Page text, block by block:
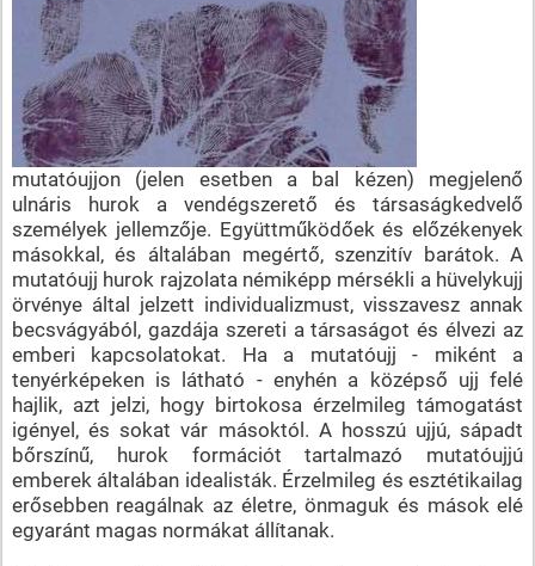
mutatóujjon (jelen esetben a bal kézen) megjelenő
ulnáris hurok a vendégszerető és társaságkedvelő
személyek jellemzője. Együttműködőek és előzékenyek
másokkal, és általában megértő, szenzitív barátok. A
mutatóujj hurok rajzolata némiképp mérsékli a hüvelykujj
örvénye által jelzett individualizmust, visszavesz annak
becsvágyából, gazdája szereti a társaságot és élvezi az
emberi kapcsolatokat. Ha a mutatóujj - miként a
tenyérképeken is látható - enyhén a középső ujj felé
hajlik, azt jelzi, hogy birtokosa érzelmileg támogatást
igényel, és sokat vár másoktól. A hosszú ujjú, sápadt
bőrszínű, hurok formációt tartalmazó mutatóujjú
emberek általában idealisták. Érzelmileg és esztétikailag
erősebben reagálnak az életre, önmaguk és mások elé
egyaránt magas normákat állítanak.